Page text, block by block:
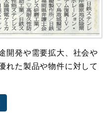
開発や需要拡大、 社会や
れた製品や物件に対して